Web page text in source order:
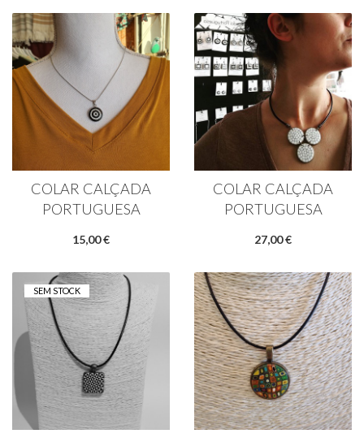
COLAR CALÇADA
PORTUGUESA
15,00 €
COLAR CALÇADA
PORTUGUESA
27,00 €
SEM STOCK